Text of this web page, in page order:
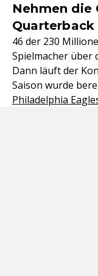
Nehmen die
46 der 230
Spielmacher über
Dann läuft der
Saison wurde
Philadelphia